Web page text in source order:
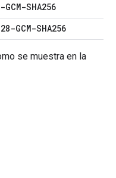
GCM-SHA256
GCM-SHA256
se muestra en la